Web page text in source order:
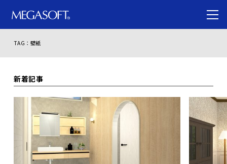
TAG：壁紙
新着記事